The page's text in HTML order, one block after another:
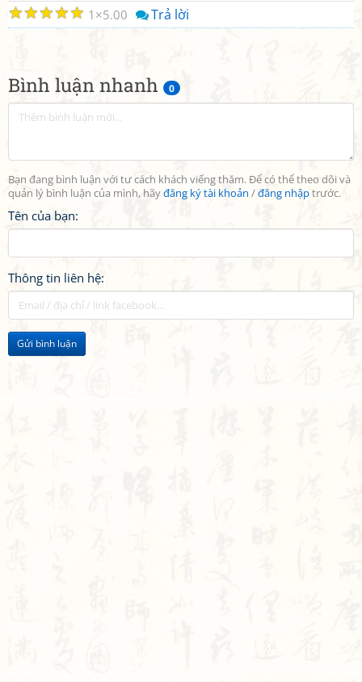
Bình luận nhanh 0
Bạn đang bình luận với tư cách khách viếng thăm. Để có thể theo dõi và
quản lý bình luận của mình, hãyđăng ký tài khoản /đăng nhậptrước.
Tên của bạn:
Thông tin liên hệ:
Gửi bình luận
☆
☆
☆
☆
☆ 1 5.00 Trả lời